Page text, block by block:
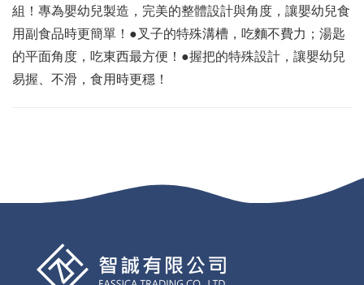
組！專為嬰幼兒製造，完美的整體設計與角度，讓嬰幼兒食
用副食品時更簡單！●叉子的特殊溝槽，吃麵不費力；湯匙
的平面角度，吃東西最方便！●握把的特殊設計，讓嬰幼兒
易握、不滑，食用時更穩！